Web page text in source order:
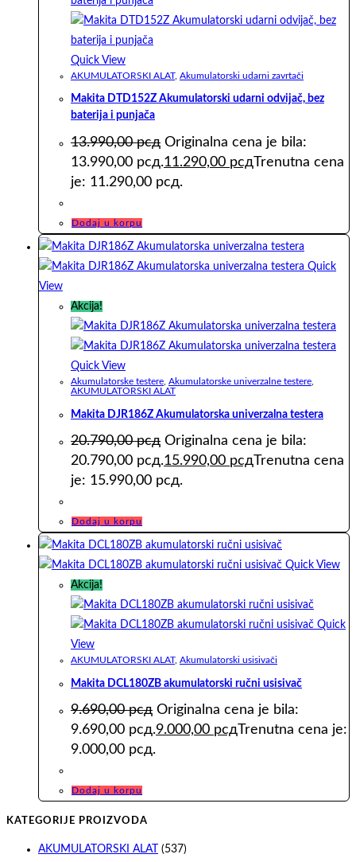
Quick View
AKUMULATORSKI ALAT, Akumulatorski udarni zavrtači
Makita DTD152Z Akumulatorski udarni odvijač, bez
baterija i punjača
13.990,00рсд Originalna cena je bila:
13.990,00 рсд.11.290,00 рсдTrenutna cena
je: 11.290,00 рсд.
Dodaj u korpu
Quick
View
Akcija!
Quick View
Akumulatorske testere Akumulatorske univerzalne testere
AKUMULATORSKI ALAT
Makita DJR186Z Akumulatorska univerzalna testera
20.790,00рсд Originalna cena je bila:
20.790,00 рсд.15.990,00 рсдTrenutna cena
je: 15.990,00 рсд.
Dodaj u korpu
Quick View
Akcija!
Quick
View
AKUMULATORSKI ALAT, Akumulatorski usisivači
Makita DCL180ZB akumulatorski ručni usisivač
9.690,00рсд Originalna cena je bila:
9.690,00 рсд.9.000,00 рсд Trenutna cena je:
9.000,00 рсд.
Dodaj u korpu
KATEGORIJE PROIZVODA
AKUMULATORSKI ALAT
(537)